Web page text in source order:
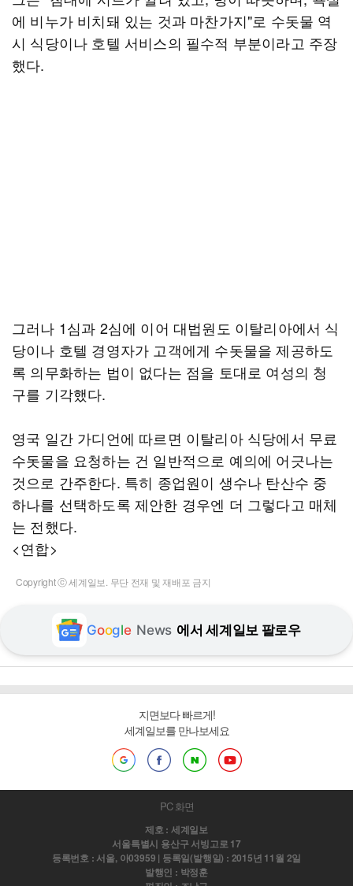
에 비누가 비치돼 있는 것과 마찬가지"로 수돗물 역
시 식당이나 호텔 서비스의 필수적 부분이라고 주장
했다.
그러나 1심과 2심에 이어 대법원도 이탈리아에서 식
당이나 호텔 경영자가 고객에게 수돗물을 제공하도
록 의무화하는 법이 없다는 점을 토대로 여성의 청
구를 기각했다.
영국 일간 가디언에 따르면 이탈리아 식당에서 무료
수돗물을 요청하는 건 일반적으로 예의에 어긋나는
것으로 간주한다. 특히 종업원이 생수나 탄산수 중
하나를 선택하도록 제안한 경우엔 더 그렇다고 매체
는 전했다.
<연합>
Copyright ⓒ 세계일보. 무단 전재 및 재배포 금지
Google News 에서 세계일보 팔로우
지면보다 빠르게!
세계일보를 만나보세요
PC 화면
제호 : 세계일보
서울특별시 용산구 서빙고로 17
등록번호 : 서울, 아03959 | 등록일(발행일) : 2015년 11월 2일
발행인 : 박정훈